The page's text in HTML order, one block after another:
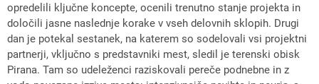
opredelili ključne koncepte, ocenili trenutno stanje projekta in
določili jasne naslednje korake v vseh delovnih sklopih. Drugi
dan je potekal sestanek, na katerem so sodelovali vsi projektni
partnerji, vključno s predstavniki mest, sledil je terenski obisk
Pirana. Tam so udeleženci raziskovali pereče podnebne in z